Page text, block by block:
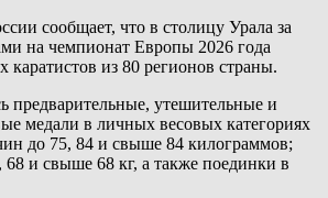
сообщает, что в столицу Урала за
на чемпионат Европы 2026 года
каратистов из 80 регионов страны.
предварительные, утешительные и
медали в личных весовых категориях
до 75, 84 и свыше 84 килограммов;
и свыше 68 кг, а также поединки в